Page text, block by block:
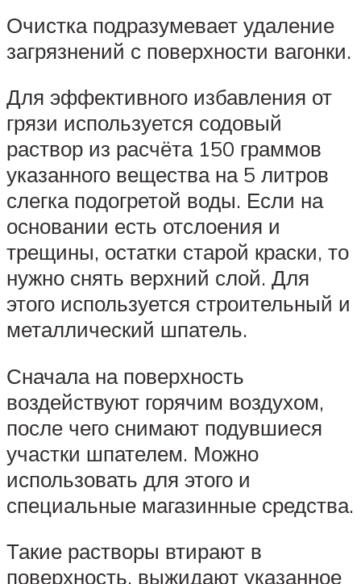
Очистка подразумевает удаление
загрязнений с поверхности вагонки.
Для эффективного избавления от
грязи используется содовый
раствор из расчёта 150 граммов
указанного вещества на 5 литров
слегка подогретой воды. Если на
основании есть отслоения и
трещины, остатки старой краски, то
нужно снять верхний слой. Для
этого используется строительный и
металлический шпатель.
Сначала на поверхность
воздействуют горячим воздухом,
после чего снимают подувшиеся
участки шпателем. Можно
использовать для этого и
специальные магазинные средства.
Такие растворы втирают в
поверхность, выжидают указанное